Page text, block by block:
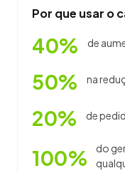
Por que usar o
40% de
50% na
20% de
100%
do